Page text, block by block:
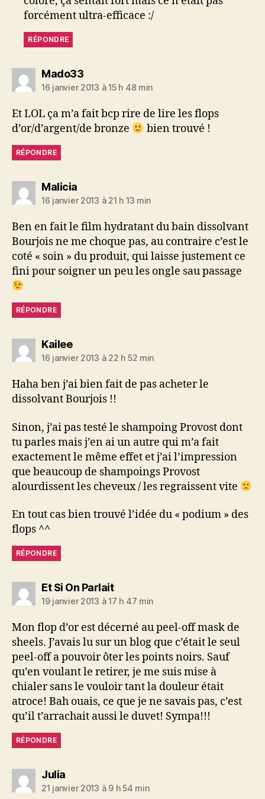
forcément ultra-efficace :/
RÉPONDRE
Mado33dit :
16 janvier 2013 à 15 h 48 min
Et LOL ça m’a fait bcp rire de lire les flops
d’or/d’argent/de bronze
bien trouvé !
RÉPONDRE
Maliciadit :
16 janvier 2013 à 21 h 13 min
Ben en fait le film hydratant du bain dissolvant
Bourjois ne me choque pas, au contraire c’est le
coté « soin » du produit, qui laisse justement ce
fini pour soigner un peu les ongle sau passage
RÉPONDRE
Kaileedit :
16 janvier 2013 à 22 h 52 min
Haha ben j’ai bien fait de pas acheter le
dissolvant Bourjois !!
Sinon, j’ai pas testé le shampoing Provost dont
tu parles mais j’en ai un autre qui m’a fait
exactement le même effet et j’ai l’impression
que beaucoup de shampoings Provost
alourdissent les cheveux / les regraissent vite
En tout cas bien trouvé l’idée du « podium » des
flops ^^
RÉPONDRE
Et Si On Parlaitdit :
19 janvier 2013 à 17 h 47 min
Mon flop d’or est décerné au peel-off mask de
sheels. J’avais lu sur un blog que c’était le seul
peel-off a pouvoir ôter les points noirs. Sauf
qu’en voulant le retirer, je me suis mise à
chialer sans le vouloir tant la douleur était
atroce! Bah ouais, ce que je ne savais pas, c’est
qu’il t’arrachait aussi le duvet! Sympa!!!
RÉPONDRE
Juliadit :
21 janvier 2013 à 9 h 54 min